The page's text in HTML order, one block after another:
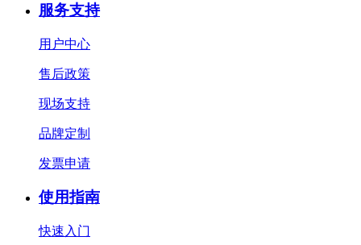
服务支持
用户中心
售后政策
现场支持
品牌定制
发票申请
使用指南
快速入门